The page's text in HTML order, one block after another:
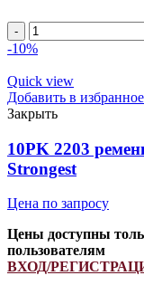
8PK
1335
поликлиновой
INDFORCE
Strongest
quantity
-10%
Quick view
Добавить в избранное
Закрыть
10PK 2203
Strongest
Цена по запросу
Цены доступны
пользователям
ВХОД/